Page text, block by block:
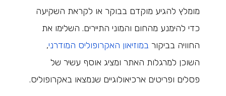
מומלץ להגיע מוקדם בבוקר או לקראת השקיעה
כדי להימנע מהחום והמוני התיירים. השלימו את
החוויה בביקור במוזיאון האקרופוליס המודרני,
השוכן למרגלות האתר ומציג אוסף עשיר של
פסלים ופריטים ארכיאולוגיים שנמצאו באקרופוליס.